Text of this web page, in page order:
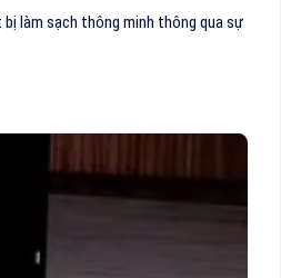
làm sạch thông minh thông qua sự